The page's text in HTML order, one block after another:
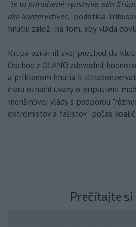
"Je to prirodzené vyústenie, pán
ako konzervatívec," podotkla
hnutiu záleží na tom, aby vláda
Krúpa oznámil svoj prechod do
Odchod z OĽANO zdôvodnil
a príklonom hnutia k
čiaru označil úvahy o pripustení
menšinovej vlády s podporou
extrémistov a fašistov" počas
Prečítajte si